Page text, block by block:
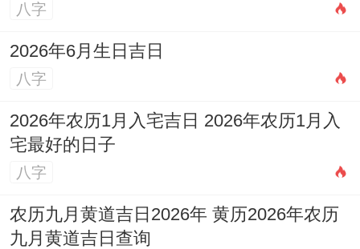
八字
2026年6月生日吉日
八字
2026年农历1月入宅吉日 2026年农历1月入
宅最好的日子
八字
农历九月黄道吉日2026年 黄历2026年农历
九月黄道吉日查询